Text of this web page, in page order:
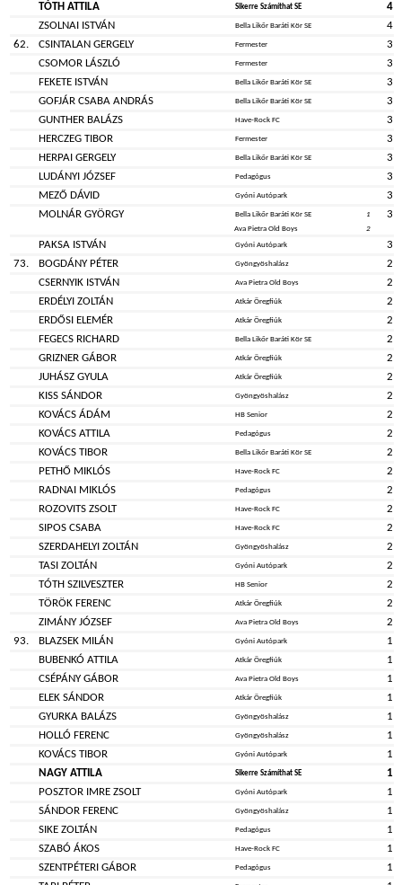
TÓTH ATTILA
Sikerre Számíthat SE
4
ZSOLNAI ISTVÁN
Bella Likőr Baráti Kör SE
4
62.
CSINTALAN GERGELY Fermester
3
CSOMOR LÁSZLÓ
Fermester
3
FEKETE ISTVÁN
Bella Likőr Baráti Kör SE
3
GOFJÁR CSABA ANDRÁS
Bella Likőr Baráti Kör SE
3
GUNTHER BALÁZS
Have-Rock FC
3
HERCZEG TIBOR
Fermester
3
HERPAI GERGELY
Bella Likőr Baráti Kör SE
3
LUDÁNYI JÓZSEF
Pedagógus
3
MEZŐ DÁVID
Gyóni Autópark
3
MOLNÁR GYÖRGY
Bella Likőr Baráti Kör SE 1 3
Ava Pietra Old Boys 2
PAKSA ISTVÁN Gyóni Autópark
3
73.
BOGDÁNY PÉTER Gyöngyöshalász
2
CSERNYIK ISTVÁN
Ava Pietra Old Boys
2
ERDÉLYI ZOLTÁN
Atkár Öregfiúk
2
ERDŐSI ELEMÉR
Atkár Öregfiúk
2
FEGECS RICHARD
Bella Likőr Baráti Kör SE
2
GRIZNER GÁBOR
Atkár Öregfiúk
2
JUHÁSZ GYULA
Atkár Öregfiúk
2
KISS SÁNDOR
Gyöngyöshalász
2
KOVÁCS ÁDÁM
HB Senior
2
KOVÁCS ATTILA
Pedagógus
2
KOVÁCS TIBOR
Bella Likőr Baráti Kör SE
2
PETHŐ MIKLÓS
Have-Rock FC
2
RADNAI MIKLÓS
Pedagógus
2
ROZOVITS ZSOLT
Have-Rock FC
2
SIPOS CSABA
Have-Rock FC
2
SZERDAHELYI ZOLTÁN
Gyöngyöshalász
2
TASI ZOLTÁN
Gyóni Autópark
2
TÓTH SZILVESZTER
HB Senior
2
TÖRÖK FERENC
Atkár Öregfiúk
2
ZIMÁNY JÓZSEF
Ava Pietra Old Boys
2
93.
BLAZSEK MILÁN Gyóni Autópark
1
BUBENKÓ ATTILA
Atkár Öregfiúk
1
CSÉPÁNY GÁBOR
Ava Pietra Old Boys
1
ELEK SÁNDOR
Atkár Öregfiúk
1
GYURKA BALÁZS
Gyöngyöshalász
1
HOLLÓ FERENC
Gyöngyöshalász
1
KOVÁCS TIBOR
Gyóni Autópark
1
NAGY ATTILA
Sikerre Számíthat SE
1
POSZTOR IMRE ZSOLT
Gyóni Autópark
1
SÁNDOR FERENC
Gyöngyöshalász
1
SIKE ZOLTÁN
Pedagógus
1
SZABÓ ÁKOS
Have-Rock FC
1
SZENTPÉTERI GÁBOR
Pedagógus
1